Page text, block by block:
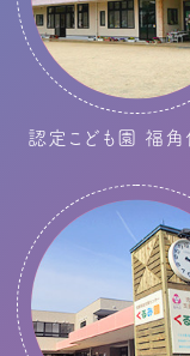
認定こども園 福